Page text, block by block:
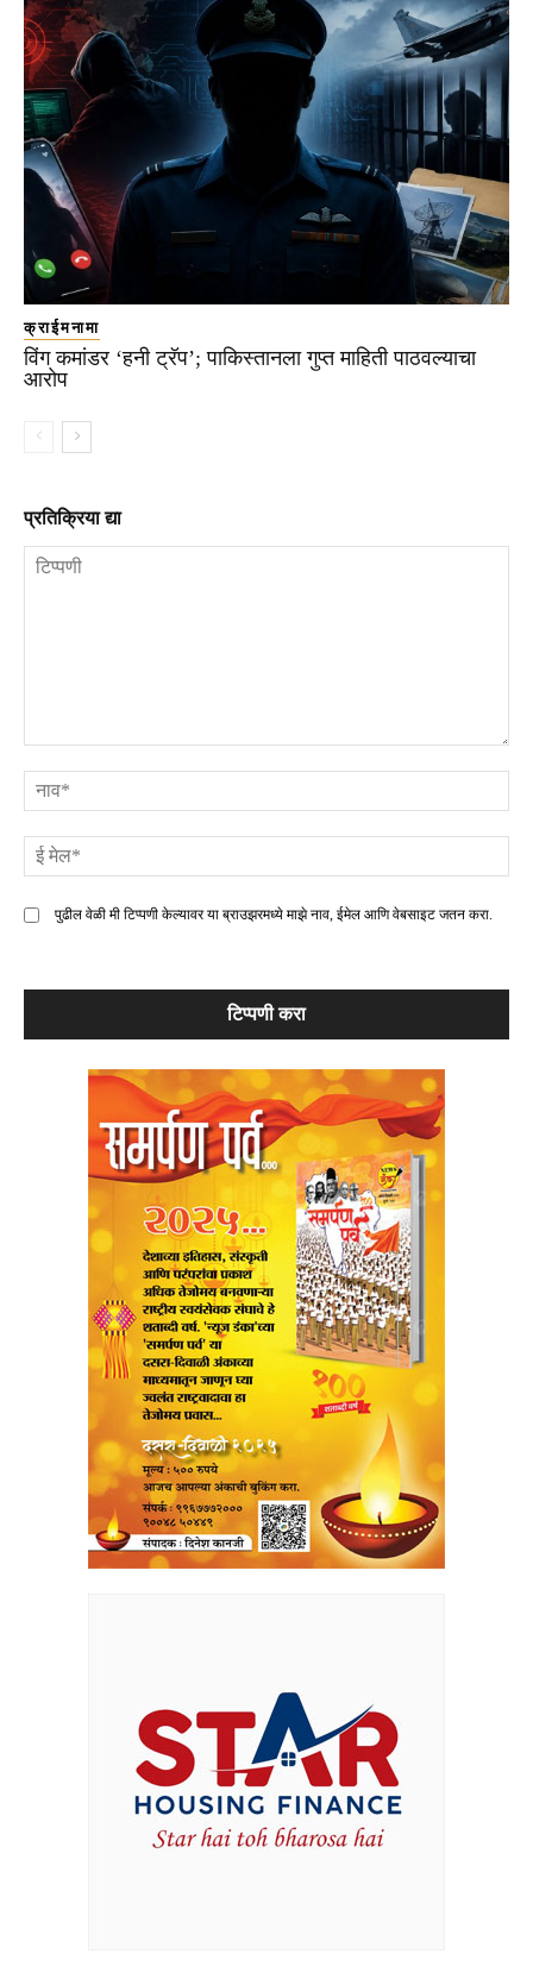
क्राईमनामा
विंग कमांडर ‘हनी ट्रॅप’; पाकिस्तानला गुप्त माहिती पाठवल्याचा
आरोप
प्रतिक्रिया द्या
पुढील वेळी मी टिप्पणी केल्यावर या ब्राउझरमध्ये माझे नाव, ईमेल आणि वेबसाइट जतन करा.